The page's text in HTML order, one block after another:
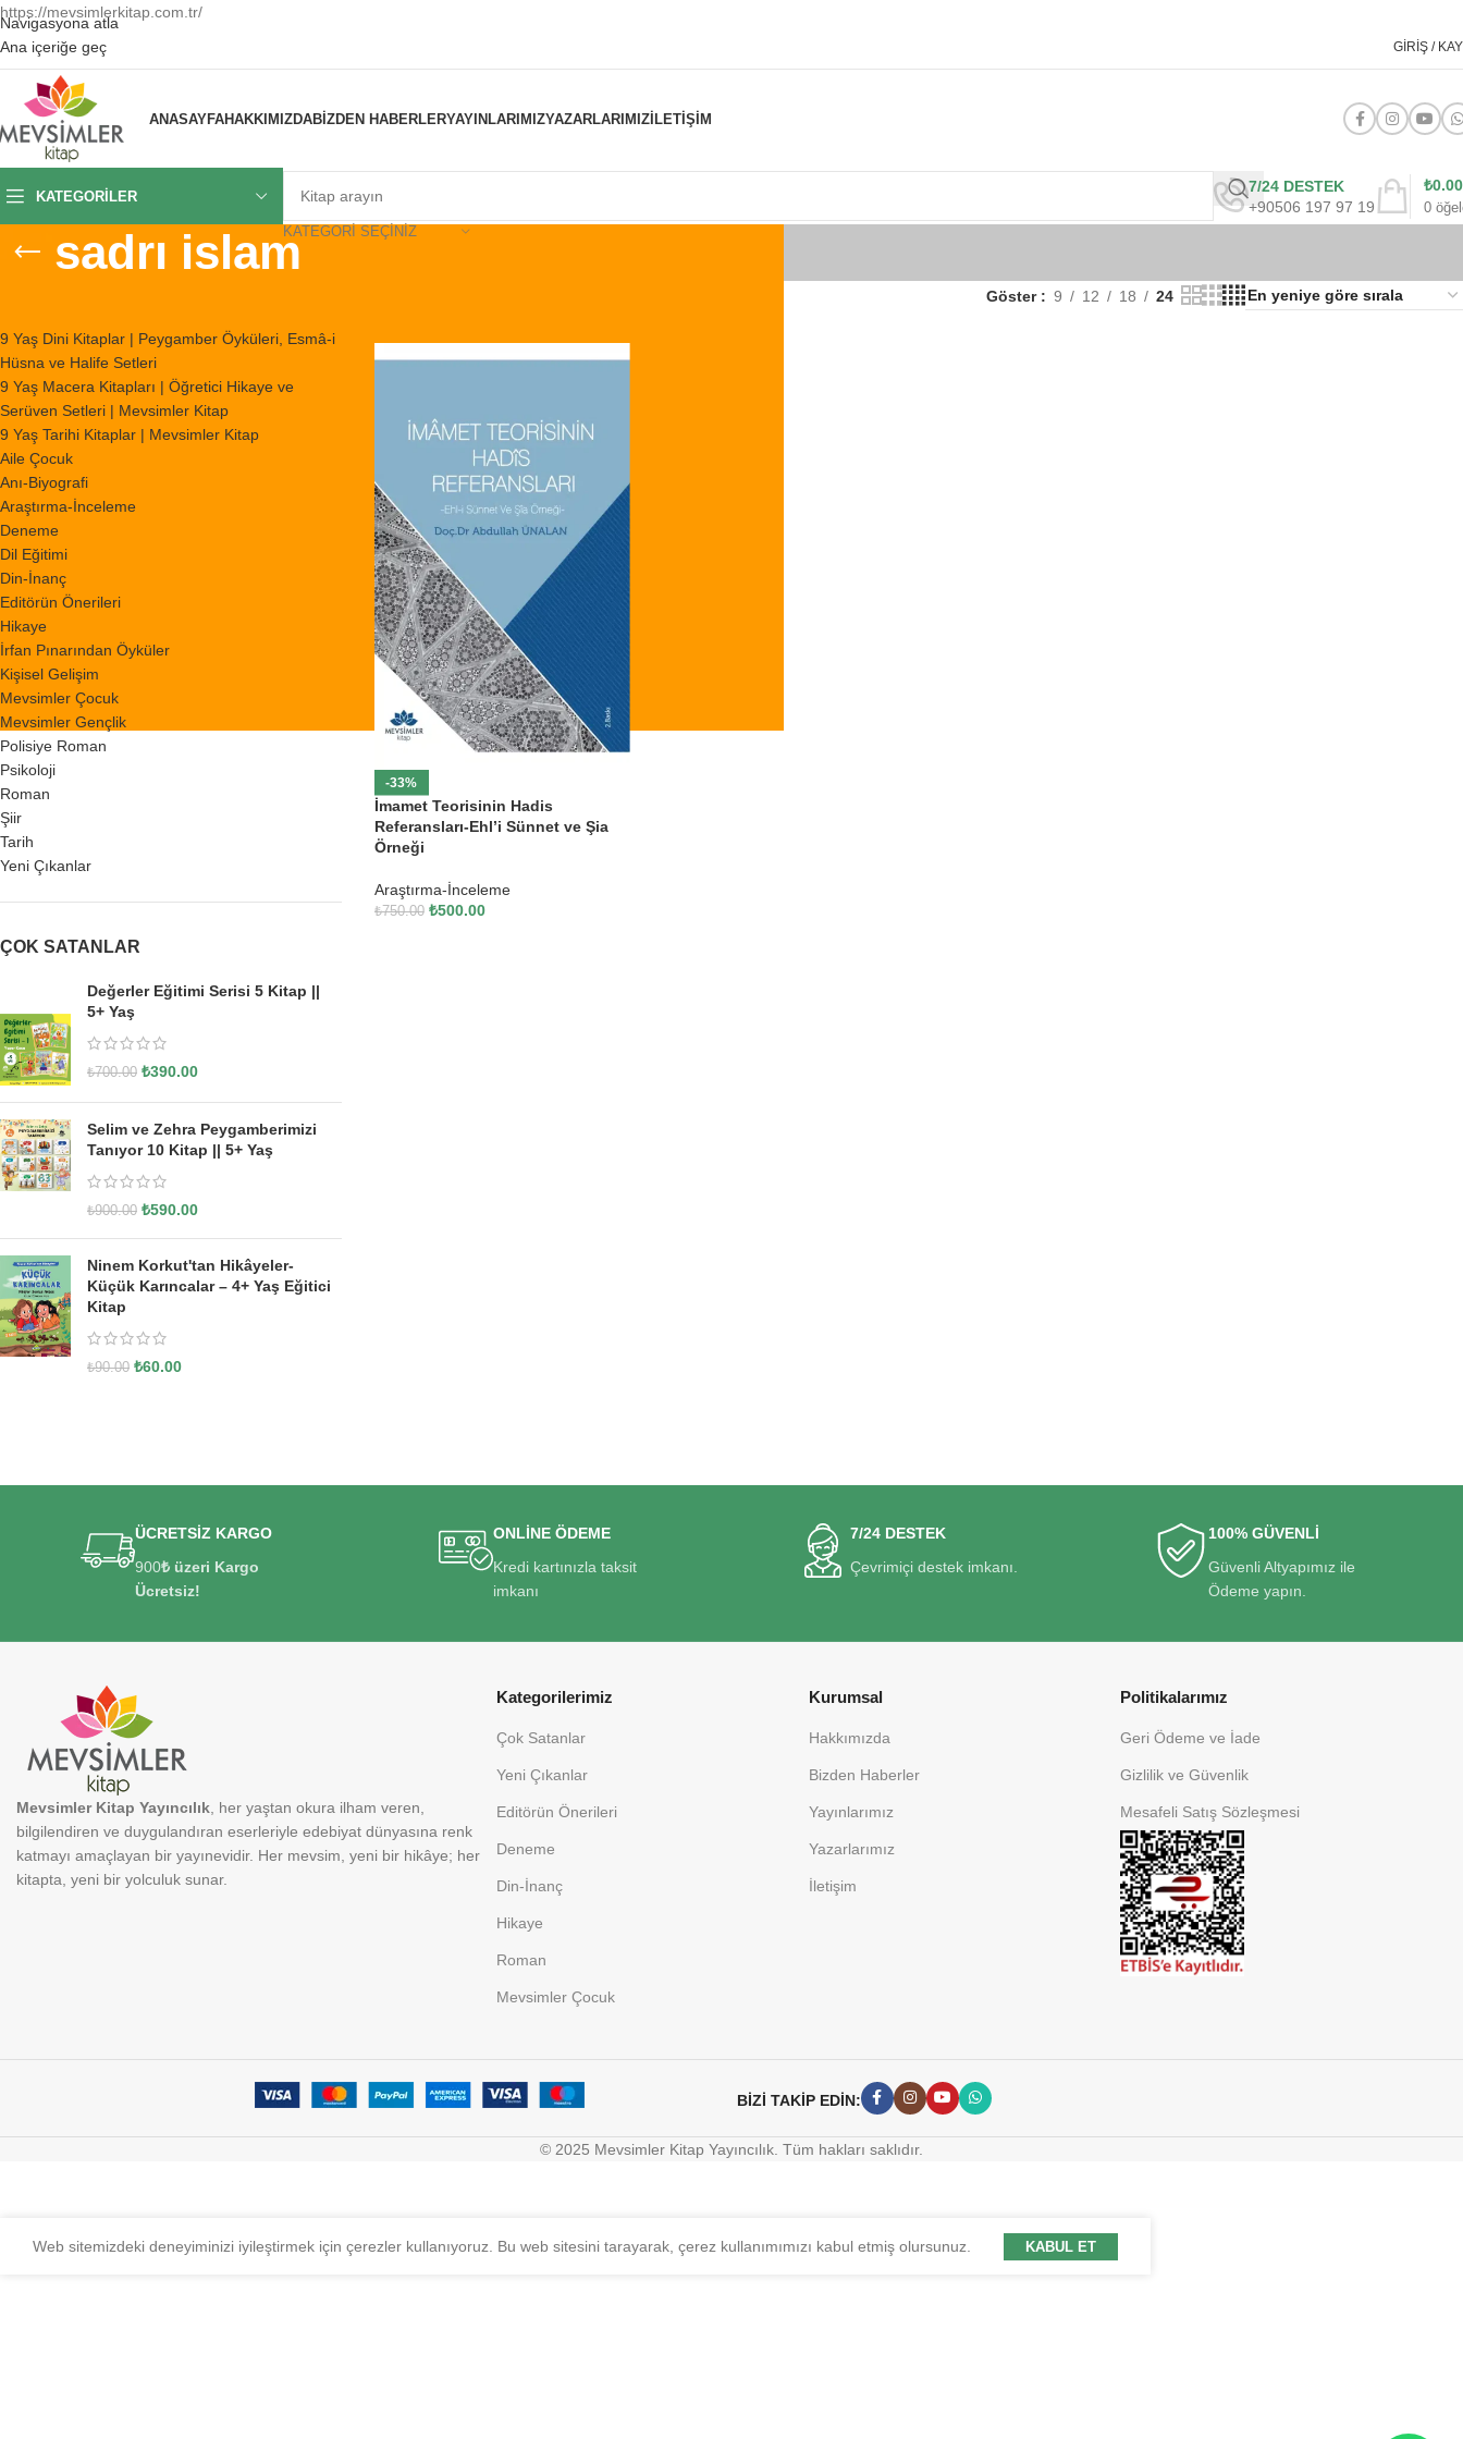
https://mevsimlerkitap.com.tr/
Navigasyona atla
Ana içeriğe geç
GIRIŞ /
ANASAYFAHAKKIMIZDABIZDEN HABERLERYAYINLARIMIZYAZARLARIMIZİLETIŞIM
KATEGORILER
KATEGORI SEÇINIZ
7/24 DESTEK
+90506 197 97 19
0
₺0.00
sadrı islam
9 Yaş Dini Kitaplar | Peygamber Öyküleri, Esmâ-i
Hüsna ve Halife Setleri
9 Yaş Macera Kitapları | Öğretici Hikaye ve
Serüven Setleri | Mevsimler Kitap
9 Yaş Tarihi Kitaplar | Mevsimler Kitap
Aile Çocuk
Anı-Biyografi
Araştırma-İnceleme
Deneme
Dil Eğitimi
Din-İnanç
Editörün Önerileri
Hikaye
İrfan Pınarından Öyküler
Kişisel Gelişim
Mevsimler Çocuk
Mevsimler Gençlik
Polisiye Roman
Psikoloji
Roman
Şiir
Tarih
Yeni Çıkanlar
ÇOK SATANLAR
Değerler Eğitimi Serisi 5 Kitap ||
5+ Yaş
₺700.00 ₺390.00
Selim ve Zehra Peygamberimizi
Tanıyor 10 Kitap || 5+ Yaş
₺900.00 ₺590.00
Ninem Korkut'tan Hikâyeler-
Küçük Karıncalar – 4+ Yaş Eğitici
Kitap
₺90.00 ₺60.00
Göster 9 12 18 24
-33%
İmamet Teorisinin Hadis
Referansları-Ehl’i Sünnet ve Şia
Örneği
Araştırma-İnceleme
₺750.00 ₺500.00
ÜCRETSİZ KARGO
900₺ üzeri Kargo
Ücretsiz!
ONLİNE ÖDEME
Kredi kartınızla taksit
imkanı
7/24 DESTEK
Çevrimiçi destek imkanı.
100% GÜVENLİ
Güvenli Altyapımız ile
Ödeme yapın.
Kategorilerimiz
Çok Satanlar
Yeni Çıkanlar
Editörün Önerileri
Deneme
Din-İnanç
Hikaye
Roman
Mevsimler Çocuk
Kurumsal
Hakkımızda
Bizden Haberler
Yayınlarımız
Yazarlarımız
İletişim
Politikalarımız
Geri Ödeme ve İade
Gizlilik ve Güvenlik
Mesafeli Satış Sözleşmesi
Mevsimler Kitap Yayıncılık , her yaştan okura ilham veren,
bilgilendiren ve duygulandıran eserleriyle edebiyat dünyasına renk
katmayı amaçlayan bir yayınevidir. Her mevsim, yeni bir hikâye; her
kitapta, yeni bir yolculuk sunar.
BİZİ TAKİP EDİN:
© 2025 Mevsimler Kitap Yayıncılık. Tüm hakları saklıdır.
Web sitemizdeki deneyiminizi iyileştirmek için çerezler kullanıyoruz. Bu web sitesini tarayarak, çerez kullanımımızı kabul etmiş olursunuz. KABUL ET